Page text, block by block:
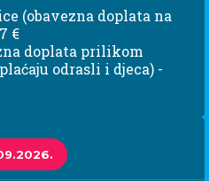
(obavezna doplata na
€
doplata prilikom
odrasli i djeca) -